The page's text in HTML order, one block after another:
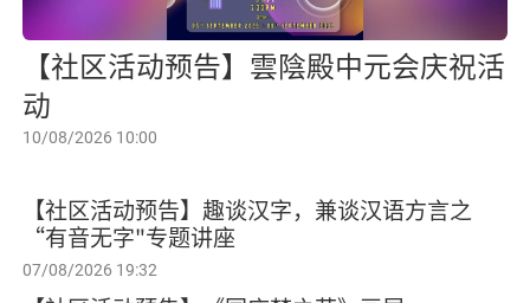
【社区活动预告】雲陰殿中元会庆祝活
动
10/08/2026 10:00
【社区活动预告】趣谈汉字，兼谈汉语方言之
“有音无字"专题讲座
07/08/2026 19:32